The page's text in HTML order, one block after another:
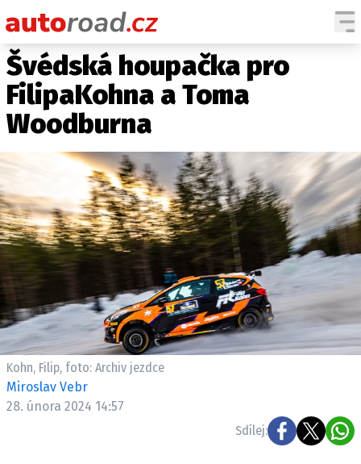
AUTA
TESTY AUT
SPY
HISTORIE
ZAJÍMAVOSTI
TECHNIKA
EKONOMIKA
ČESKÝ TRH
TUNING
PROFI
ELEKTRO
TESTY ELEKTROMOBILŮ
Švédská houpačka pro
FilipaKohna a Toma
Woodburna
Kohn, Filip, foto: Archiv jezdce
Miroslav Vebr
28. února 2024 14:57
Sdílej: